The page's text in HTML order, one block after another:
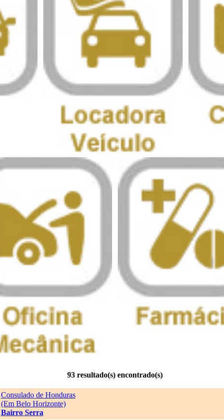
93 resultado(s) encontrado(s)
Consulado de Honduras
(Em Belo Horizonte)
Bairro Serra